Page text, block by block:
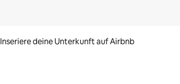
Inseriere deine Unterkunft auf Airbnb